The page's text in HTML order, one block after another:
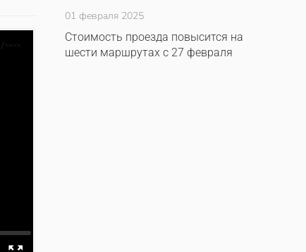
01 февраля 2025
Стоимость проезда повысится на
шести маршрутах с 27 февраля